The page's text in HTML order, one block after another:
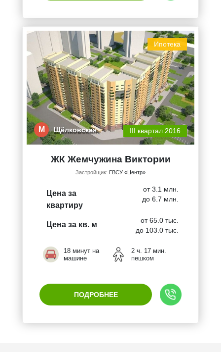
Ипотека
М Щёлковская III квартал 2016
ЖК Жемчужина Виктории
Застройщик: ГВСУ «Центр»
Цена за
квартиру
от 3.1 млн.
до 6.7 млн.
Цена за кв. м
от 65.0 тыс.
до 103.0 тыс.
18 минут на
машине
2 ч. 17 мин.
пешком
ПОДРОБНЕЕ